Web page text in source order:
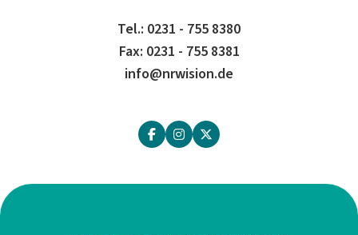
Tel.: 0231 - 755 8380
Fax: 0231 - 755 8381
info@nrwision.de